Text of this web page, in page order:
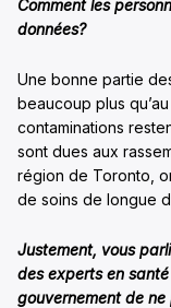
Comment les
données?
Une bonne partie
beaucoup plus
contaminations
sont dues aux
région de Toronto,
de soins de longue
Justement, vous
des experts en
gouvernement de ne